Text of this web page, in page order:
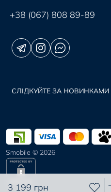
3 199 грн
+38 (067) 808 89-89
СЛІДКУЙТЕ ЗА НОВИНКАМИ
Smobile © 2026